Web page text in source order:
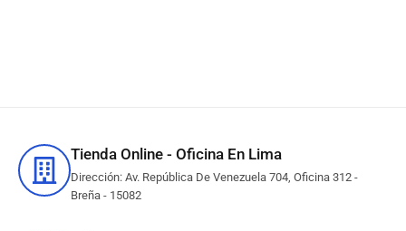
Tienda Online - Oficina En Lima
Dirección: Av. República De Venezuela 704, Oficina 312 -
Breña - 15082